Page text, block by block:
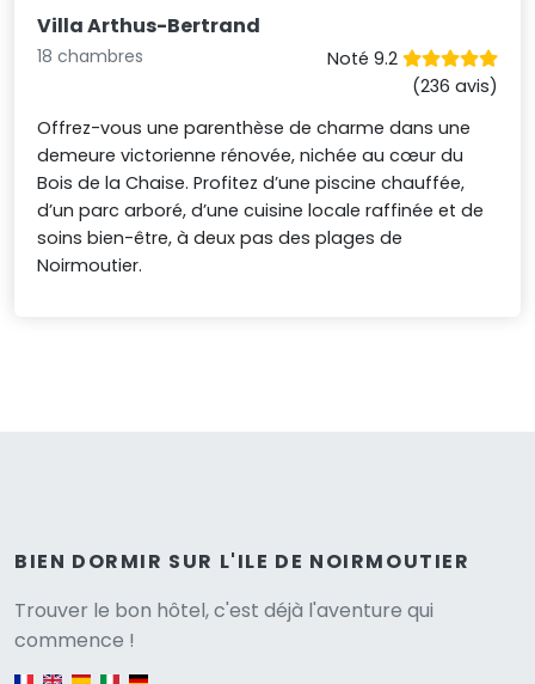
Villa Arthus-Bertrand
18 chambres
Noté 9.2
(236 avis)
Offrez-vous une parenthèse de charme dans une
demeure victorienne rénovée, nichée au cœur du
Bois de la Chaise. Profitez d’une piscine chauffée,
d’un parc arboré, d’une cuisine locale raffinée et de
soins bien-être, à deux pas des plages de
Noirmoutier.
BIEN DORMIR SUR L'ILE DE NOIRMOUTIER
Trouver le bon hôtel, c'est déjà l'aventure qui
commence !